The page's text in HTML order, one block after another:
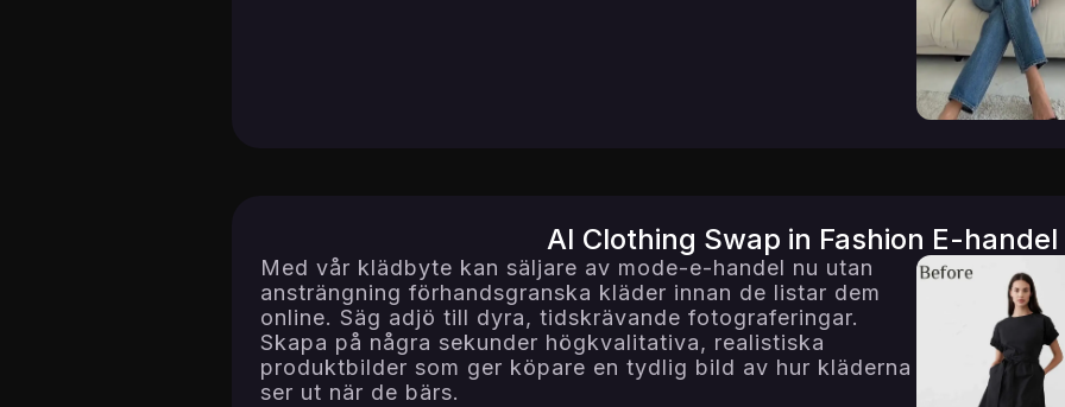
AI Clothing Swap in Fashion E-handel
Med vår klädbyte kan säljare av mode-e-handel nu utan
ansträngning förhandsgranska kläder innan de listar dem
online. Säg adjö till dyra, tidskrävande fotograferingar.
Skapa på några sekunder högkvalitativa, realistiska
produktbilder som ger köpare en tydlig bild av hur kläderna
ser ut när de bärs.